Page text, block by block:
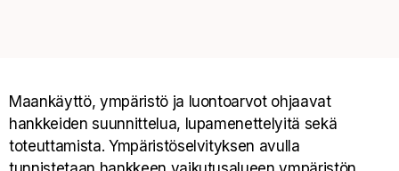
Maankäyttö, ympäristö ja luontoarvot ohjaavat
hankkeiden suunnittelua, lupamenettelyitä sekä
toteuttamista. Ympäristöselvityksen avulla